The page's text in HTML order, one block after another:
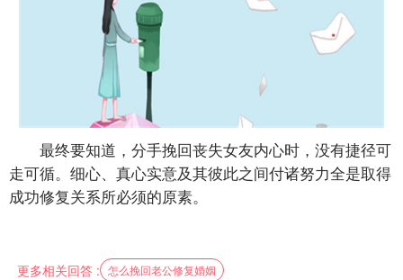
最终要知道，分手挽回丧失女友内心时，没有捷径可
走可循。细心、真心实意及其彼此之间付诸努力全是取得
成功修复关系所必须的原素。
更多相关回答 : 怎么挽回老公修复婚姻